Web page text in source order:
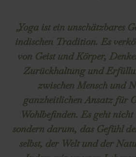
„Yoga ist ein unschätzbares
indischen Tradition. Es
von Geist und Körper,
Zurückhaltung und
zwischen Mensch und
ganzheitlichen Ansatz für
Wohlbefinden. Es geht
sondern darum, das Gefühl
selbst, der Welt und der